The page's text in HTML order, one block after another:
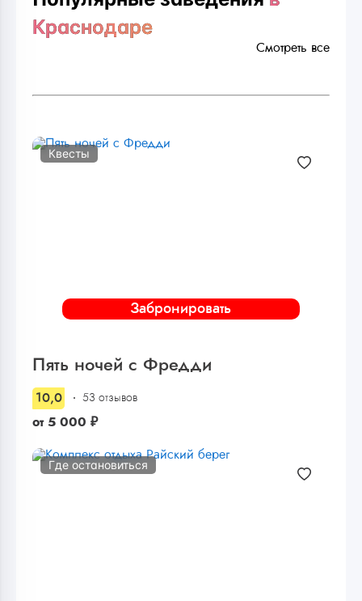
Краснодаре
Смотреть все
Забронировать
Квесты
Пять ночей с Фредди
10,0 53 отзывов
от 5 000 ₽
Где остановиться